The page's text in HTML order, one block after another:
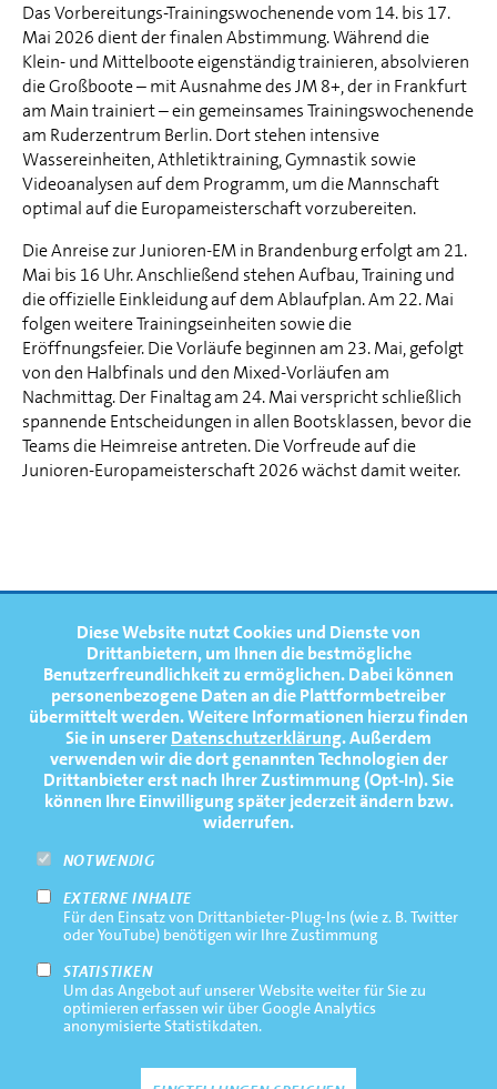
Diese Website nutzt Cookies und Dienste von
Drittanbietern, um Ihnen die bestmögliche
Benutzerfreundlichkeit zu ermöglichen.Dabei können
personenbezogene Daten an die Plattformbetreiber
übermittelt werden. Weitere Informationen hierzu finden
Sie in unsererDatenschutzerklärung. Außerdem
verwenden wir die dort genannten Technologien der
Drittanbieter erst nach Ihrer Zustimmung (Opt-In). Sie
können Ihre Einwilligung später jederzeit ändern bzw.
widerrufen.
NOTWENDIG
EXTERNE INHALTE
Für den Einsatz von Drittanbieter-Plug-Ins (wie z. B. Twitter
oder YouTube) benötigen wir Ihre Zustimmung
STATISTIKEN
Um das Angebot auf unserer Website weiter für Sie zu
optimieren erfassen wir über Google Analytics
anonymisierte Statistikdaten.
Das Vorbereitungs-Trainingswochenende vom 14. bis 17.
Mai 2026 dient der finalen Abstimmung. Während die
Klein- und Mittelboote eigenständig trainieren, absolvieren
die Großboote – mit Ausnahme des JM 8+, der in Frankfurt
am Main trainiert – ein gemeinsames Trainingswochenende
am Ruderzentrum Berlin. Dort stehen intensive
Wassereinheiten, Athletiktraining, Gymnastik sowie
Videoanalysen auf dem Programm, um die Mannschaft
optimal auf die Europameisterschaft vorzubereiten.
Die Anreise zur Junioren-EM in Brandenburg erfolgt am 21.
Mai bis 16 Uhr. Anschließend stehen Aufbau, Training und
die offizielle Einkleidung auf dem Ablaufplan. Am 22. Mai
folgen weitere Trainingseinheiten sowie die
Eröffnungsfeier. Die Vorläufe beginnen am 23. Mai, gefolgt
von den Halbfinals und den Mixed-Vorläufen am
Nachmittag. Der Finaltag am 24. Mai verspricht schließlich
spannende Entscheidungen in allen Bootsklassen, bevor die
Teams die Heimreise antreten. Die Vorfreude auf die
Junioren-Europameisterschaft 2026 wächst damit weiter.
FOOTERNAVIGATION
NEWS
TERMINE
MEDIATHEK
PRESSE
FAQ
NEWSLETTER
Footernavigation
Bottom
Impressum
Datenschutz